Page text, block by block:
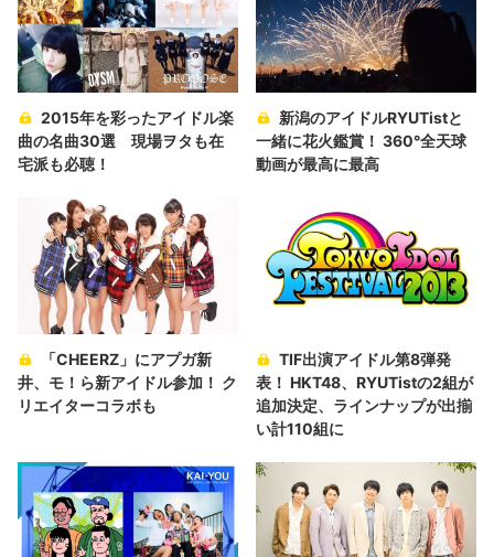
2015年を彩ったアイドル楽
曲の名曲30選 現場ヲタも在
宅派も必聴！
新潟のアイドルRYUTistと
一緒に花火鑑賞！ 360°全天球
動画が最高に最高
「CHEERZ」にアプガ新
井、モ！ら新アイドル参加！ ク
リエイターコラボも
TIF出演アイドル第8弾発
表！ HKT48、RYUTistの2組が
追加決定、ラインナップが出揃
い計110組に